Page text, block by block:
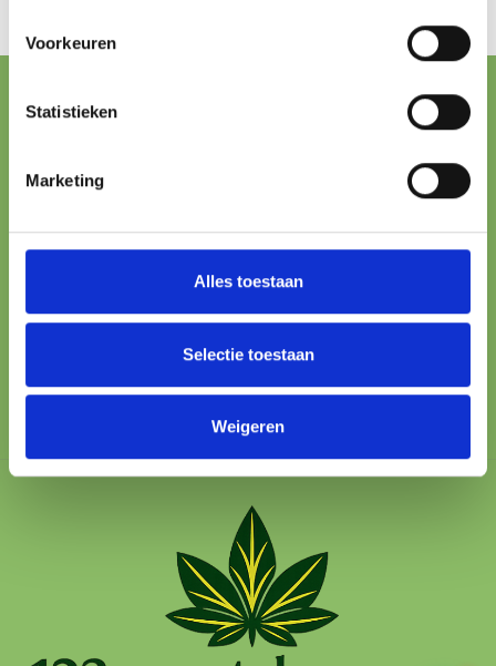
Voorkeuren
Statistieken
Marketing
Alles toestaan
Selectie toestaan
Weigeren
FREE SHIPPING FROM € 100,-
ONLINE PAYMENT
24/7 SUPPORT
We’re here to help
Protected checkout